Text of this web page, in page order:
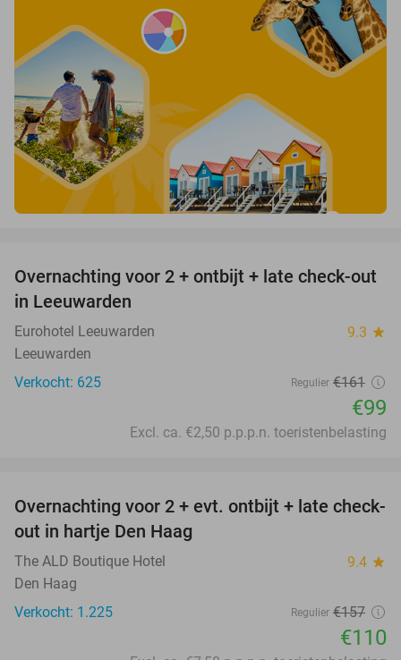
39%
Overnachting voor 2 + ontbijt + late check-out
in Leeuwarden
Eurohotel Leeuwarden 9.3 star
Leeuwarden
Verkocht: 625
Regulier €161
€99
Excl. ca. €2,50 p.p.p.n. toeristenbelasting
30%
Overnachting voor 2 + evt. ontbijt + late check-
out in hartje Den Haag
The ALD Boutique Hotel 9.4 star
Den Haag
Verkocht: 1.225
Regulier €157
€110